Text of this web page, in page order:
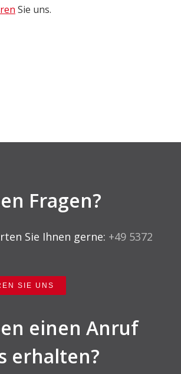
Sie uns.
Fragen?
Sie Ihnen gerne: +49 5372
SIE UNS
einen Anruf
erhalten?